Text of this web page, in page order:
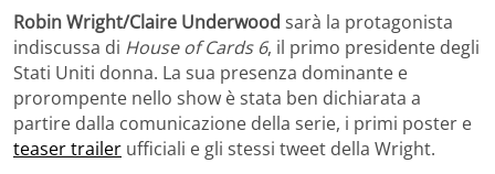
Robin Wright/Claire Underwood sarà la protagonista
indiscussa di House of Cards 6, il primo presidente degli
Stati Uniti donna. La sua presenza dominante e
prorompente nello show è stata ben dichiarata a
partire dalla comunicazione della serie, i primi poster e
teaser trailer ufficiali e gli stessi tweet della Wright.